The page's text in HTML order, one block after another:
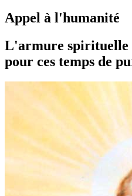
Appel à l'humanité
L'armure spirituelle
pour ces temps de